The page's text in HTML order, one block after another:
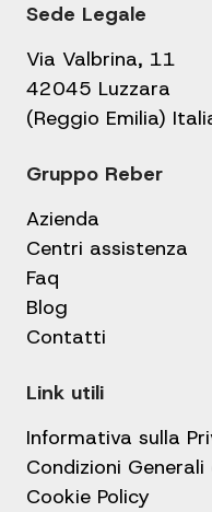
Sede Legale
Via Valbrina, 11
42045 Luzzara
(Reggio Emilia)
Gruppo Reber
Azienda
Centri assistenza
Faq
Blog
Contatti
Link utili
Informativa sulla
Condizioni
Cookie Policy